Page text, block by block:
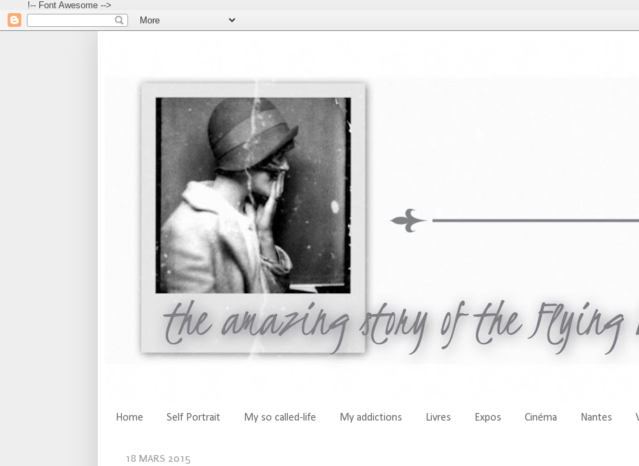
!-- Font Awesome -->
Home Self Portrait My so called-life My addictions Livres Expos Cinéma Nantes
18 MARS 2015